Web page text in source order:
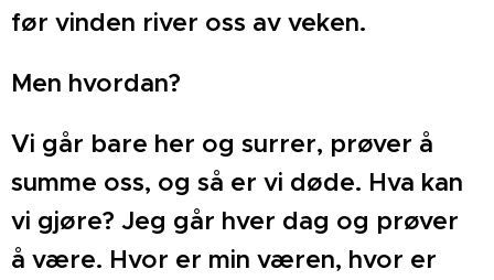
før vinden river oss av veken.
Men hvordan?
Vi går bare her og surrer, prøver å
summe oss, og så er vi døde. Hva kan
vi gjøre? Jeg går hver dag og prøver
å være. Hvor er min væren, hvor er